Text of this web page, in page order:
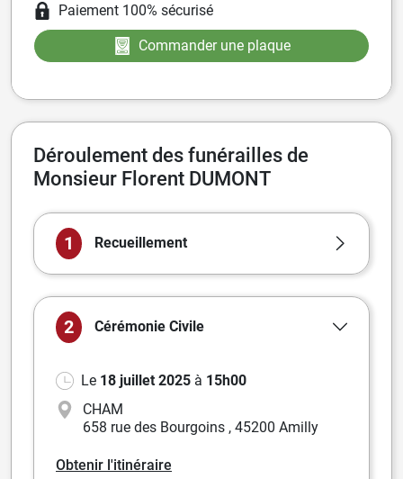
Paiement 100% sécurisé
Commander une plaque
Déroulement des funérailles de
Monsieur Florent DUMONT
1 Recueillement
2 Cérémonie Civile
Le 18 juillet 2025 à 15h00
CHAM
658 rue des Bourgoins , 45200 Amilly
Obtenir l'itinéraire